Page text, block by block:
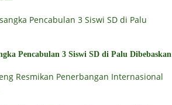
Pencabulan 3 Siswi SD di Palu Dibebaskan